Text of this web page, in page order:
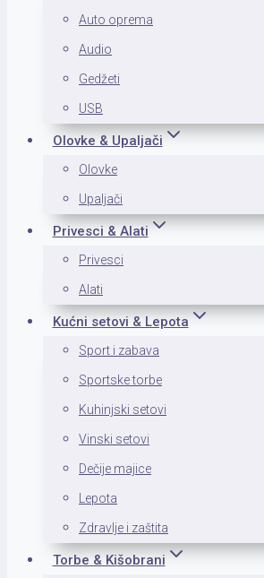
Auto oprema
Audio
Gedžeti
USB
Olovke & Upaljači
Olovke
Upaljači
Privesci & Alati
Privesci
Alati
Kućni setovi & Lepota
Sport i zabava
Sportske torbe
Kuhinjski setovi
Vinski setovi
Dečije majice
Lepota
Zdravlje i zaštita
Torbe & Kišobrani